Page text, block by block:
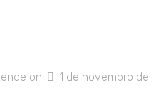
on
1 de novembro de